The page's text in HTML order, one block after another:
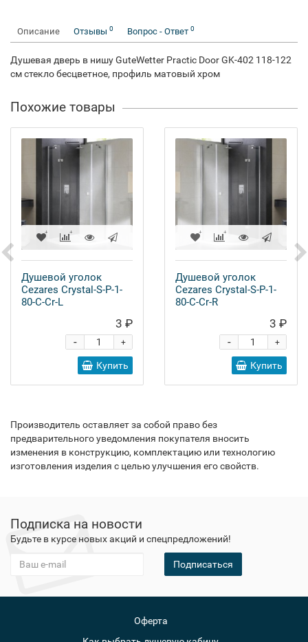
Описание Отзывы 0 Вопрос - Ответ 0
Душевая дверь в нишу GuteWetter Practic Door GK-402 118-122
см стекло бесцветное, профиль матовый хром
Похожие товары
Душевой уголок
Cezares Crystal-S-P-1-
80-C-Cr-L
3 ₽
+
-
Купить
Душевой уголок
Cezares Crystal-S-P-1-
80-C-Cr-R
3 ₽
+
-
Купить
Производитель оставляет за собой право без
предварительного уведомления покупателя вносить
изменения в конструкцию, комплектацию или технологию
изготовления изделия с целью улучшения его свойств.
Подписка на новости
Будьте в курсе новых акций и спецпредложений!
Подписаться
Оферта